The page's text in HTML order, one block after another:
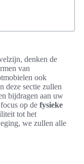
denken de
van
ook
deze sectie zullen
bijdragen aan uw
op de fysieke
tot het
we zullen alle